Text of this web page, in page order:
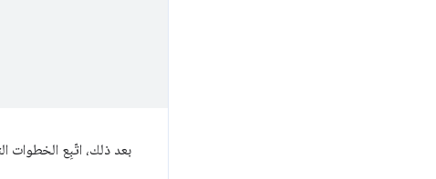
بعد ذلك، اتّبِع الخطوات